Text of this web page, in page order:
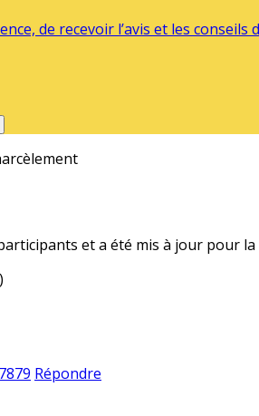
de recevoir l’avis et les
et a été mis à jour pour
Répondre